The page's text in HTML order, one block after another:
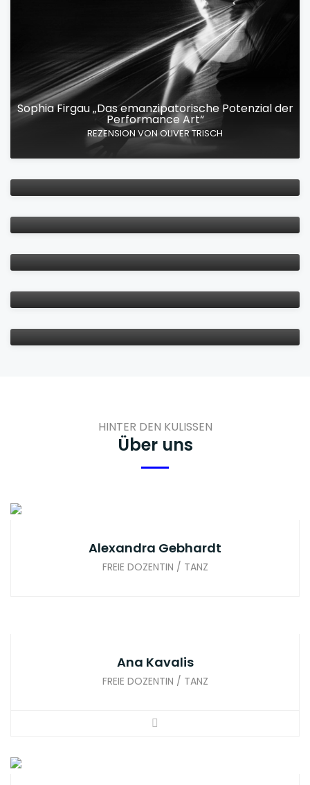
Sophia Firgau „Das emanzipatorische Potenzial der
Performance Art“
REZENSION VON OLIVER TRISCH
Plädoyer für einen „body turn“!
Persönlichkeitsentwicklung durch Bewegungs- und
Gesundheitsförderung
Führungskompetenz-Entwicklung durch Tango
Die Königsdisziplin. Tango und die Kunst der
Improvisation.
Tanzend zu mehr Führungskompetenz
ARTIKEL ÜBER EINEN WORKSHOP BEIM DRK-
Zum Bühnenstück „Die Essenz des Tango. Eine
Spurensuche“
HINTER DEN KULISSEN
Über uns
Alexandra Gebhardt
FREIE DOZENTIN / TANZ
Ana Kavalis
FREIE DOZENTIN / TANZ